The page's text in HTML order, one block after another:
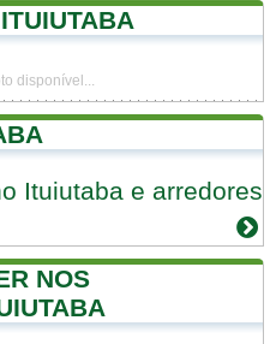
disponível...
Ituiutaba e arredores
NOS